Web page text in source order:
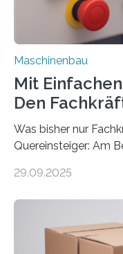
Maschinenbau
Mit
Den
Was bisher nur
Quereinsteiger: Am
Mensch-Maschine-
Die zugrunde
anderen Maschinen
umzurüsten ist ein
29.09.2025